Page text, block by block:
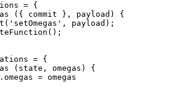
= {
({ commit }, payload) {
payload);
= {
(state, omegas) {
= omegas